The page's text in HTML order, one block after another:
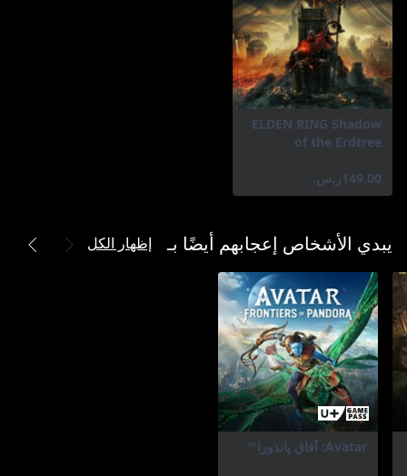
ELDEN RING Shadow
of the Erdtree
‪ر.س.‏‎149.00‬
يبدي الأشخاص إعجابهم أيضًا بـ إظهار الكل
Avatar: آفاق پاندورا™